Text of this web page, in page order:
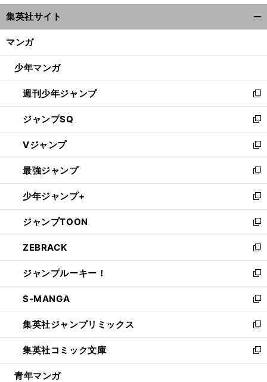
ウ
ィ
ン
ウ
開
く
集英社サイト
マンガ
少年マンガ
週刊少年ジャンプ
新
し
い
ウ
ィ
ン
ド
ウ
で
開
く
ジャンプSQ
新
し
い
ウ
ィ
ン
ド
ウ
で
開
く
Vジャンプ
新
し
い
ウ
ィ
ン
ド
ウ
で
開
く
最強ジャンプ
新
し
い
ウ
ィ
ン
ド
ウ
で
開
く
少年ジャンプ+
新
し
い
ウ
ィ
ン
ド
ウ
で
開
く
ジャンプTOON
新
し
い
ウ
ィ
ン
ド
ウ
で
開
く
ZEBRACK
新
し
い
ウ
ィ
ン
ド
ウ
で
開
ジャンプルーキー！
新
し
い
ウ
ィ
ン
ド
ウ
S-MANGA
新
し
い
ウ
ィ
ン
集英社ジャンプリミックス
新
し
い
ウ
集英社コミック文庫
新
し
青年マンガ